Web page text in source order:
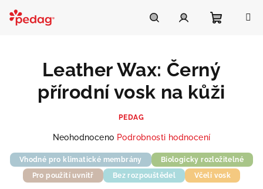
obsah
košík
Leather Wax: Černý
přírodní vosk na kůži
PEDAG
Průměrné
produktu
je
0,0
Neohodnoceno Podrobnosti hodnocení
Vhodné pro klimatické membrány
Biologicky rozložitelné
Pro použití uvnitř
Bez rozpouštědel Včelí vosk
Asistent Pedag